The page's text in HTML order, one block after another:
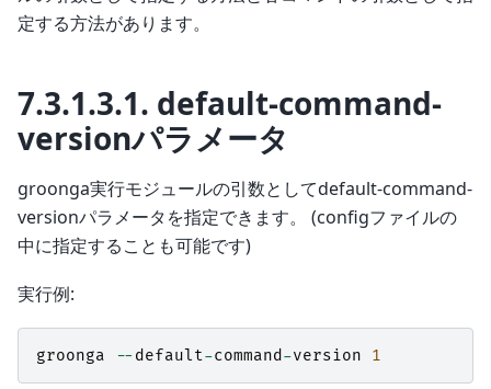
定する方法があります。
7.3.1.3.1. default-command-
versionパラメータ
groonga実行モジュールの引数としてdefault-command-
versionパラメータを指定できます。 (configファイルの
中に指定することも可能です)
実行例:
groonga -- default-command-version 1